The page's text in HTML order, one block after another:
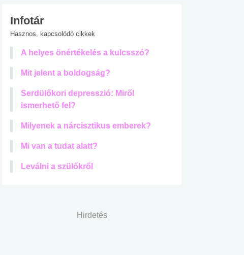
Infotár
Hasznos, kapcsolódó cikkek
A helyes önértékelés a kulcsszó?
Mit jelent a boldogság?
Serdülőkori depresszió: Miről
ismerhető fel?
Milyenek a nárcisztikus emberek?
Mi van a tudat alatt?
Leválni a szülőkről
Hirdetés